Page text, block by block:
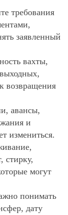
требования
заявленный
вахты,
возвращения
авансы,
и
измениться.
стирку,
могут
понимать
дату